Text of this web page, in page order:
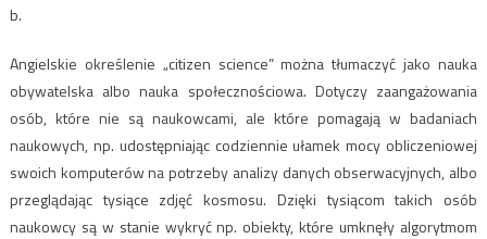
b.
Angielskie określenie „citizen science” można tłumaczyć jako nauka
obywatelska albo nauka społecznościowa. Dotyczy zaangażowania
osób, które nie są naukowcami, ale które pomagają w badaniach
naukowych, np. udostępniając codziennie ułamek mocy obliczeniowej
swoich komputerów na potrzeby analizy danych obserwacyjnych, albo
przeglądając tysiące zdjęć kosmosu. Dzięki tysiącom takich osób
naukowcy są w stanie wykryć np. obiekty, które umknęły algorytmom